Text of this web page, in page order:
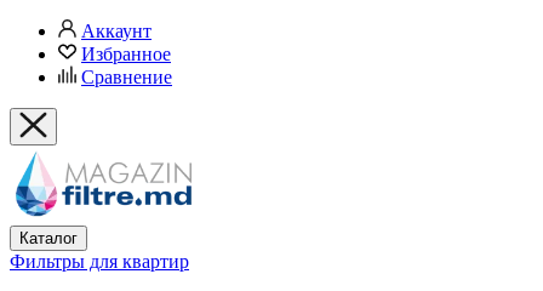
Аккаунт
Избранное
Сравнение
Каталог
Фильтры для квартир